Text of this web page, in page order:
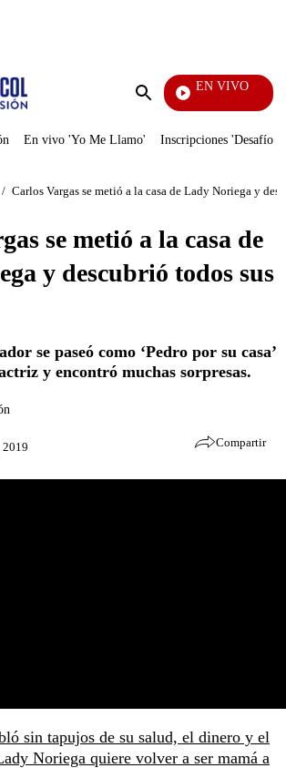
Enviar
EN VIVO
EFÉ
En vivo 'Yo Me Llamo' Inscripciones 'Desafío'
/ Carlos Vargas se metió a la casa de Lady Noriega y
se metió a la casa de
y descubrió todos sus
se paseó como ‘Pedro por su casa’
y encontró muchas sorpresas.
2019 Compartir
sin tapujos de su salud, el dinero y el
Noriega quiere volver a ser mamá a